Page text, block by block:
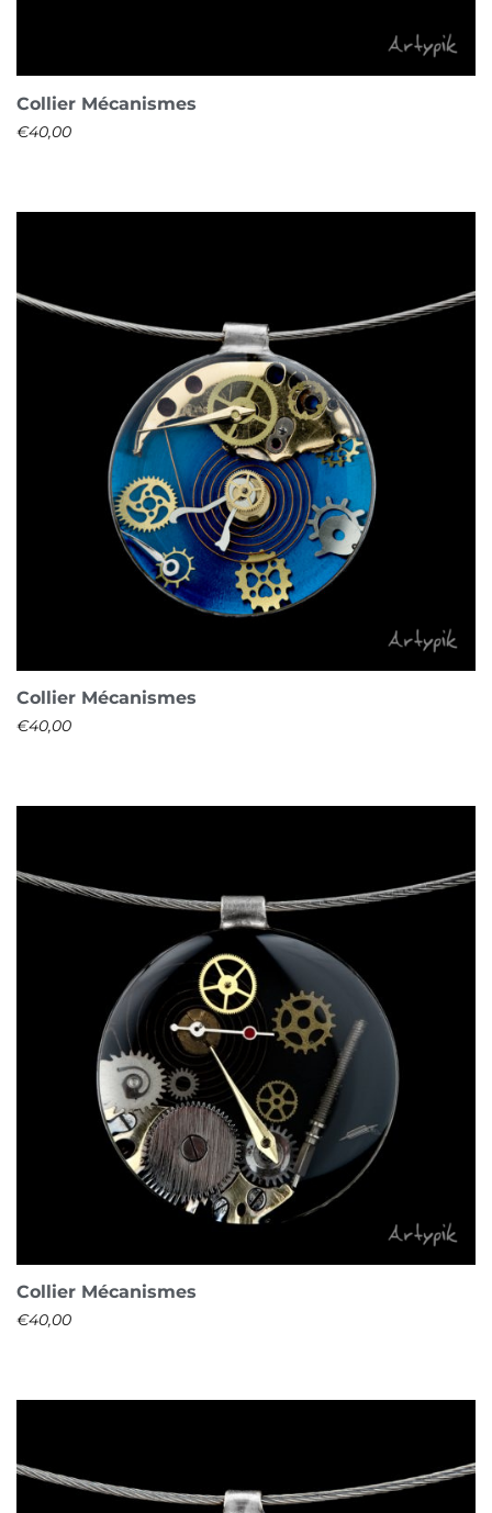
Collier Mécanismes
€40,00
Collier Mécanismes
€40,00
Collier Mécanismes
€40,00